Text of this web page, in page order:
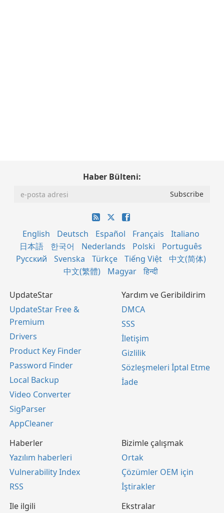
Haber Bülteni:
English Deutsch Español Français
Italiano
日本語
한국어 Nederlands Polski
Português
Русский
Svenska Türkçe Tiếng Việt
中文(简体)
中文(繁體)
Magyar हिन्दी
UpdateStar
UpdateStar Free &
Premium
Drivers
Product Key Finder
Password Finder
Local Backup
Video Converter
SigParser
AppCleaner
Yardım ve Geribildirim
DMCA
SSS
İletişim
Gizlilik
Sözleşmeleri İptal Etme
İade
Haberler
Yazılım haberleri
Vulnerability Index
RSS
Bizimle çalışmak
Ortak
Çözümler OEM için
İştirakler
Ile ilgili
Ekstralar